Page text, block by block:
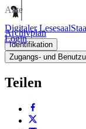
Digitaler Lesesaal
Login
Akte
Archivplan
Identifikation
Zugangs- und
Teilen